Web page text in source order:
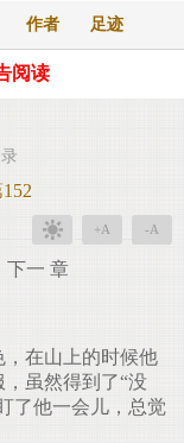
作者 足迹
阅读
+A -A
下一 章
在山上的时候他
虽然得到了“没
了他一会儿，总觉